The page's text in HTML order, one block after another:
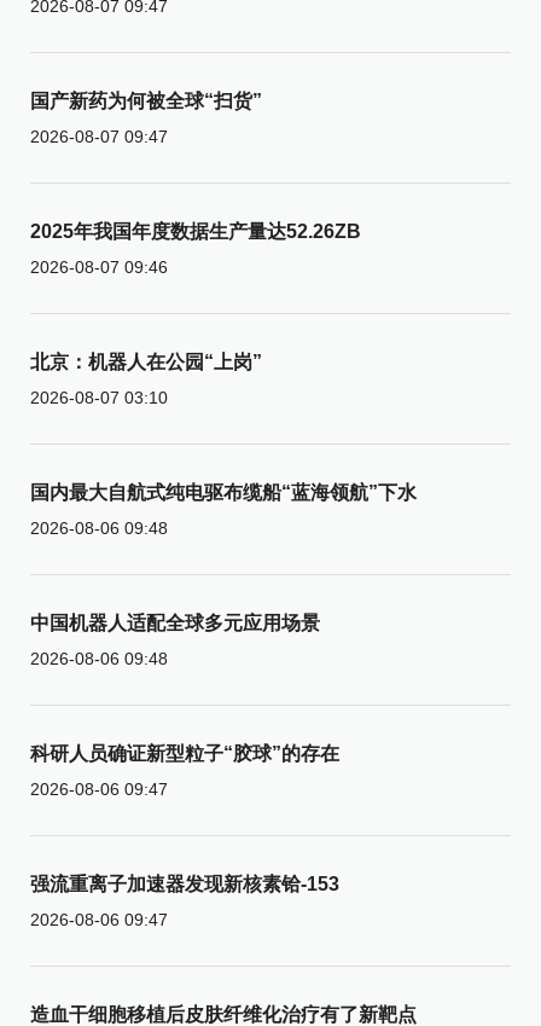
2026-08-07 09:47
国产新药为何被全球“扫货”
2026-08-07 09:47
2025年我国年度数据生产量达52.26ZB
2026-08-07 09:46
北京：机器人在公园“上岗”
2026-08-07 03:10
国内最大自航式纯电驱布缆船“蓝海领航”下水
2026-08-06 09:48
中国机器人适配全球多元应用场景
2026-08-06 09:48
科研人员确证新型粒子“胶球”的存在
2026-08-06 09:47
强流重离子加速器发现新核素铪-153
2026-08-06 09:47
造血干细胞移植后皮肤纤维化治疗有了新靶点